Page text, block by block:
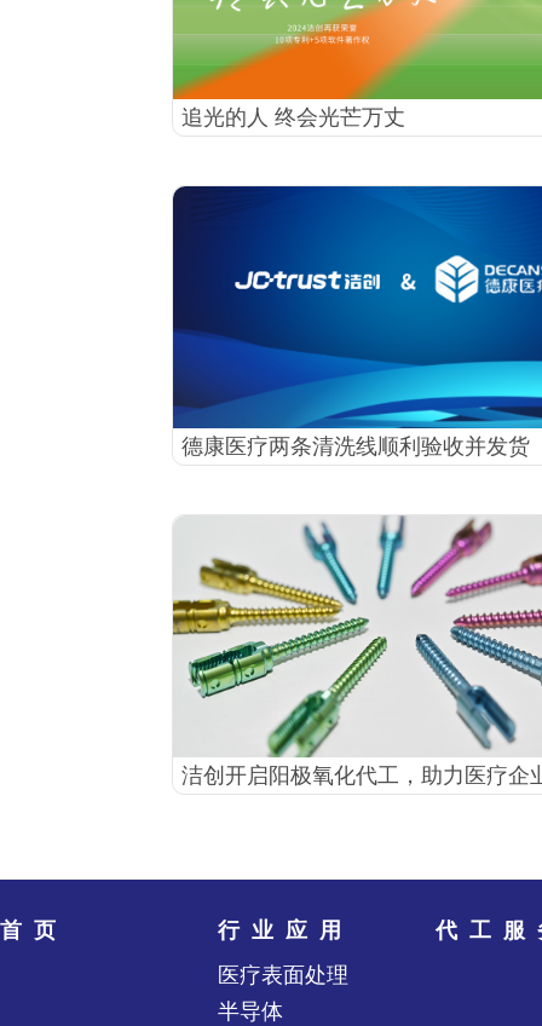
追光的人 终会光芒万丈
德康医疗两条清洗线顺利验收并发货
洁创开启阳极氧化代工，助力医疗企
首页
行业应用
医疗表面处理
半导体
代工服